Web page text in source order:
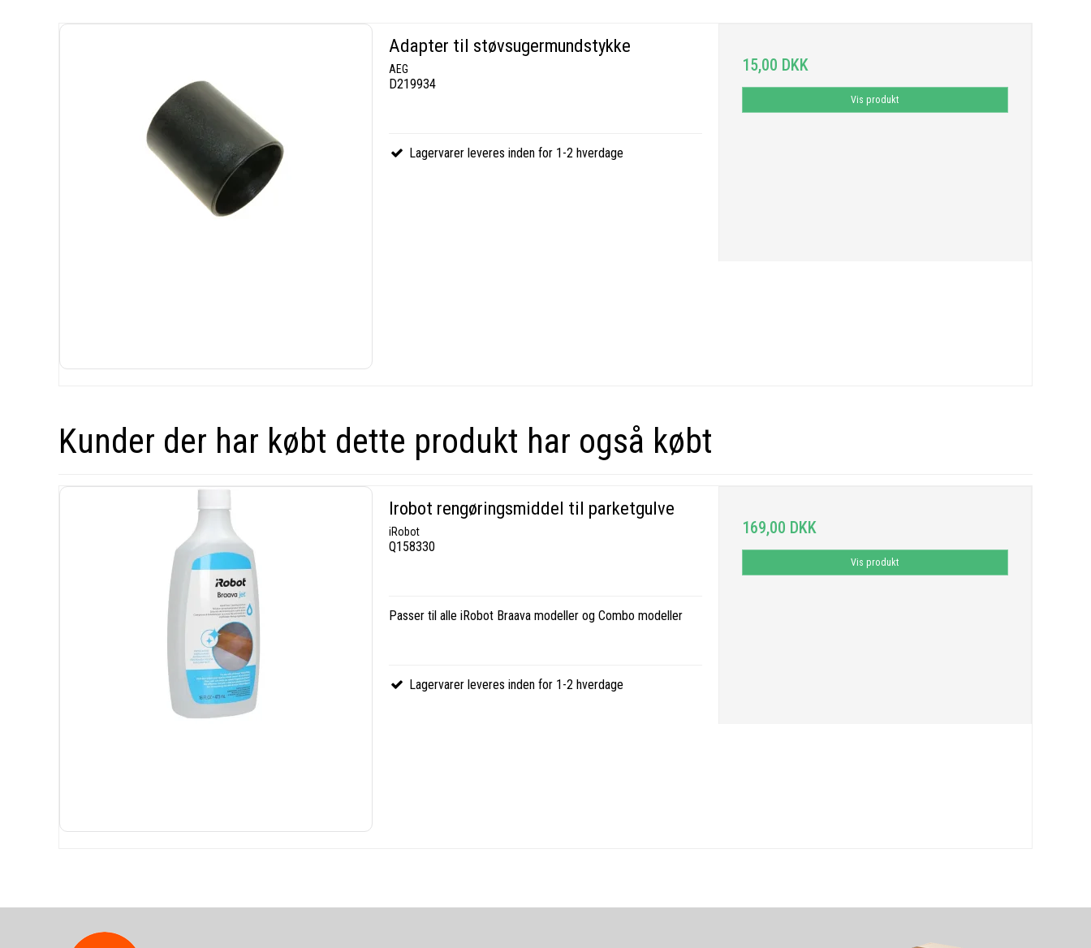
Adapter til støvsugermundstykke
AEG
D219934
Lagervarer leveres inden for 1-2 hverdage
15,00 DKK
Vis produkt
Kunder der har købt dette produkt har også købt
Irobot rengøringsmiddel til parketgulve
iRobot
Q158330
Passer til alle iRobot Braava modeller og Combo modeller
Lagervarer leveres inden for 1-2 hverdage
169,00 DKK
Vis produkt